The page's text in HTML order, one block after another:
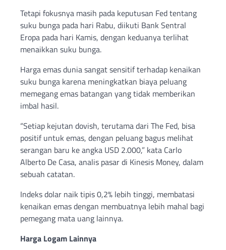
Tetapi fokusnya masih pada keputusan Fed tentang
suku bunga pada hari Rabu, diikuti Bank Sentral
Eropa pada hari Kamis, dengan keduanya terlihat
menaikkan suku bunga.
Harga emas dunia sangat sensitif terhadap kenaikan
suku bunga karena meningkatkan biaya peluang
memegang emas batangan yang tidak memberikan
imbal hasil.
“Setiap kejutan dovish, terutama dari The Fed, bisa
positif untuk emas, dengan peluang bagus melihat
serangan baru ke angka USD 2.000,” kata Carlo
Alberto De Casa, analis pasar di Kinesis Money, dalam
sebuah catatan.
Indeks dolar naik tipis 0,2% lebih tinggi, membatasi
kenaikan emas dengan membuatnya lebih mahal bagi
pemegang mata uang lainnya.
Harga Logam Lainnya